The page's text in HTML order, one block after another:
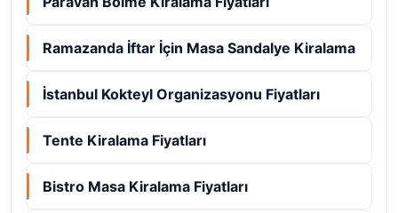
Ramazanda İftar İçin Masa Sandalye Kiralama
İstanbul Kokteyl Organizasyonu Fiyatları
Tente Kiralama Fiyatları
Bistro Masa Kiralama Fiyatları